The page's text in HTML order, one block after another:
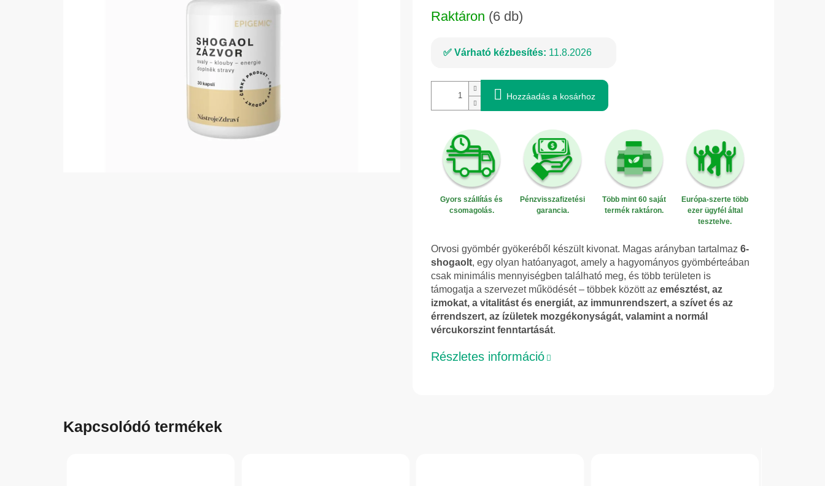
Raktáron (6 db)
Várható kézbesítés: 11.8.2026
Hozzáadás a kosárhoz
Gyors szállítás és
csomagolás.
Pénzvisszafizetési
garancia.
Több mint 60 saját
termék raktáron.
Európa-szerte több
ezer ügyfél által
tesztelve.
Orvosi gyömbér gyökeréből készült kivonat. Magas arányban tartalmaz 6-
shogaolt, egy olyan hatóanyagot, amely a hagyományos gyömbérteában
csak minimális mennyiségben található meg, és több területen is
támogatja a szervezet működését – többek között az emésztést, az
izmokat, a vitalitást és energiát, az immunrendszert, a szívet és az
érrendszert, az ízületek mozgékonyságát, valamint a normál
vércukorszint fenntartását.
Részletes információ
Kapcsolódó termékek